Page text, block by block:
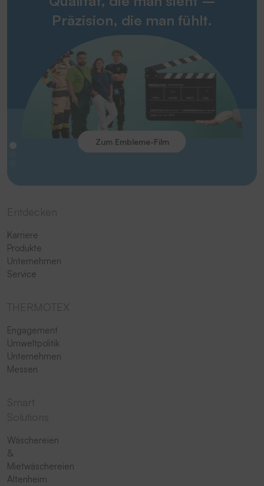
Präzision, die man fühlt.
Zum Embleme-Film
Karriere
Produkte
Unternehmen
Service
Engagement
Umweltpolitik
Unternehmen
Messen
Wäschereien
&
Mietwäschereien
Altenheim